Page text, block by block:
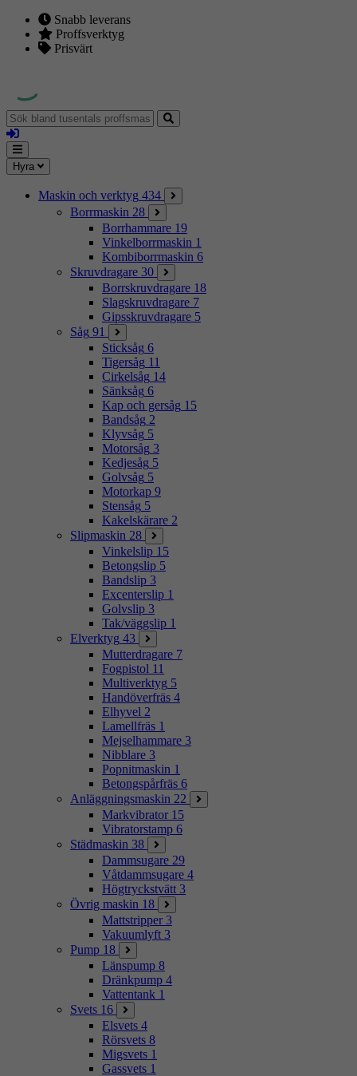
Snabb leverans
Proffsverktyg
Prisvärt
Sök
bland
tusentals
proffsmaskiner
Logga
in
Mina
sidor
Meny
Hyra
Maskin och verktyg 434
Borrmaskin 28
Borrhammare 19
Vinkelborrmaskin 1
Kombiborrmaskin 6
Skruvdragare 30
Borrskruvdragare 18
Slagskruvdragare 7
Gipsskruvdragare 5
Såg 91
Sticksåg 6
Tigersåg 11
Cirkelsåg 14
Sänksåg 6
Kap och gersåg 15
Bandsåg 2
Klyvsåg 5
Motorsåg 3
Kedjesåg 5
Golvsåg 5
Motorkap 9
Stensåg 5
Kakelskärare 2
Slipmaskin 28
Vinkelslip 15
Betongslip 5
Bandslip 3
Excenterslip 1
Golvslip 3
Tak/väggslip 1
Elverktyg 43
Mutterdragare 7
Fogpistol 11
Multiverktyg 5
Handöverfräs 4
Elhyvel 2
Lamellfräs 1
Mejselhammare 3
Nibblare 3
Popnitmaskin 1
Betongspårfräs 6
Anläggningsmaskin 22
Markvibrator 15
Vibratorstamp 6
Städmaskin 38
Dammsugare 29
Våtdammsugare 4
Högtryckstvätt 3
Övrig maskin 18
Mattstripper 3
Vakuumlyft 3
Pump 18
Länspump 8
Dränkpump 4
Vattentank 1
Svets 16
Elsvets 4
Rörsvets 8
Migsvets 1
Gassvets 1